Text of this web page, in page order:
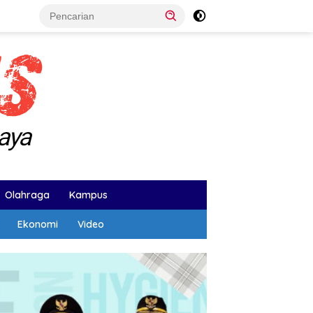
Olahraga Kampus
Ekonomi Video